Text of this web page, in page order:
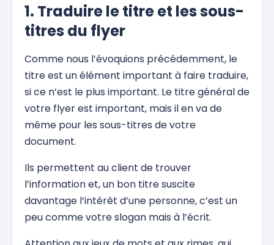
1. Traduire le titre et les sous-
titres du flyer
Comme nous l’évoquions précédemment, le
titre est un élément important à faire traduire,
si ce n’est le plus important. Le titre général de
votre flyer est important, mais il en va de
même pour les sous-titres de votre
document.
Ils permettent au client de trouver
l’information et, un bon titre suscite
davantage l’intérêt d’une personne, c’est un
peu comme votre slogan mais à l’écrit.